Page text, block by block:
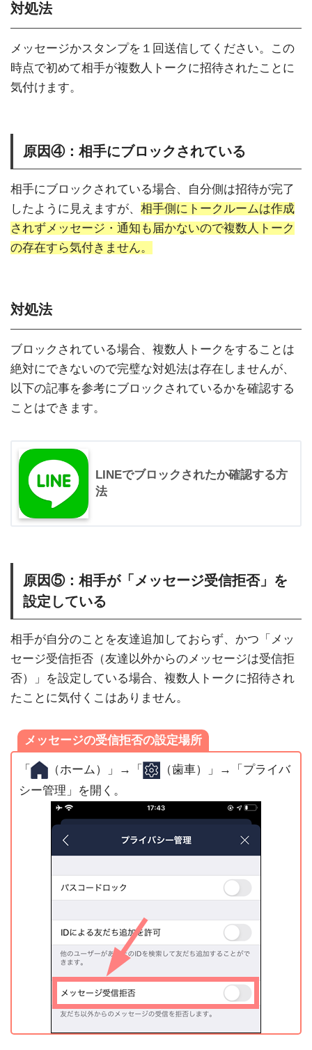
対処法
メッセージかスタンプを１回送信してください。この
時点で初めて相手が複数人トークに招待されたことに
気付けます。
原因④：相手にブロックされている
相手にブロックされている場合、自分側は招待が完了
したように見えますが、 相手側にトークルームは作成
されずメッセージ・通知も届かないので複数人トーク
の存在すら気付きません。
対処法
ブロックされている場合、複数人トークをすることは
絶対にできないので完璧な対処法は存在しませんが、
以下の記事を参考にブロックされているかを確認する
ことはできます。
LINEでブロックされたか確認する方
法
原因⑤：相手が「メッセージ受信拒否」を
設定している
相手が自分のことを友達追加しておらず、かつ「メッ
セージ受信拒否（友達以外からのメッセージは受信拒
否）」を設定している場合、複数人トークに招待され
たことに気付くこはありません。
メッセージの受信拒否の設定場所
「 （ホーム）」→「
（歯車）」→「プライバ
シー管理」を開く。